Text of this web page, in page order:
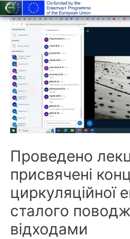
Проведено
присвячені
циркуляційної
сталого
відходами